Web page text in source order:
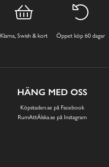
Klarna, Swish & kort Öppet köp 60 dagar
HÄNG MED OSS
Köpstaden.se på Facebook
RumAttÄlska.se på Instagram